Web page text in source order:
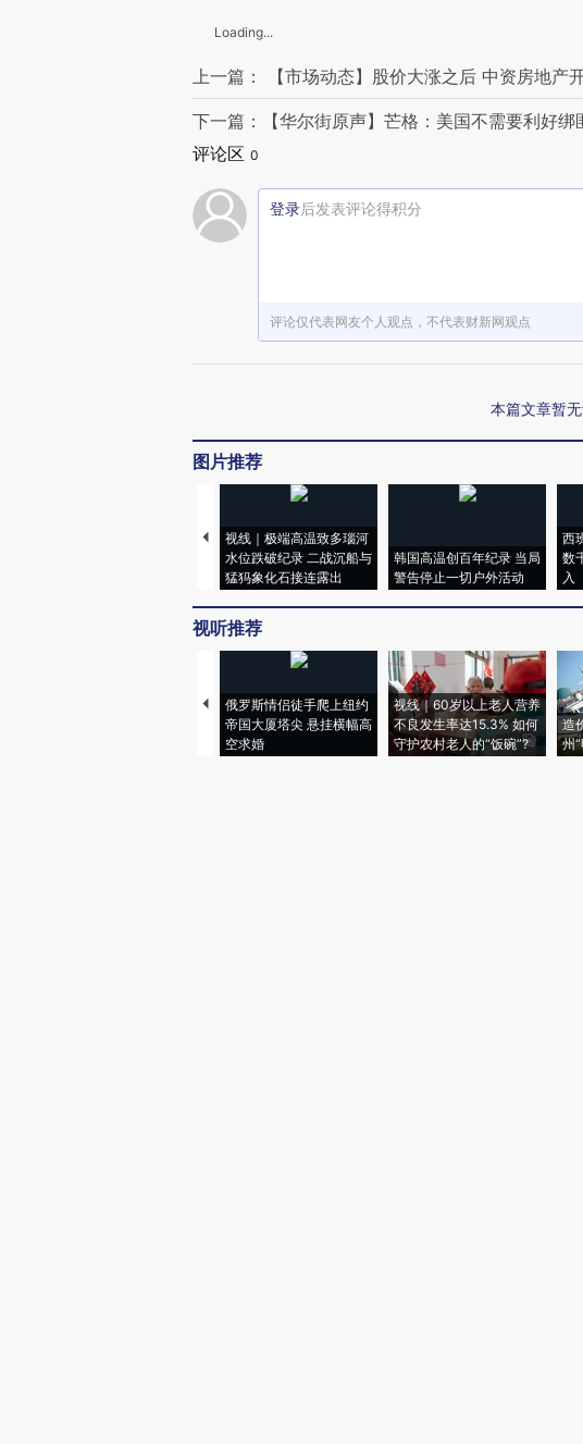
Loading...
上一篇： 【市场动态】股价大涨之后 中资房地产
下一篇：【华尔街原声】芒格：美国不需要利好绑
评论区 0
登录后发表评论得积分
评论仅代表网友个人观点，不代表财新网观点
本篇文章暂
图片推荐
视线｜极端高温致多瑙河
水位跌破纪录 二战沉船与
猛犸象化石接连露出
韩国高温创百年纪录 当局
警告停止一切户外活动
西
数
入
视听推荐
俄罗斯情侣徒手爬上纽约
帝国大厦塔尖 悬挂横幅高
空求婚
视线｜60岁以上老人营养
不良发生率达15.3% 如何
守护农村老人的“饭碗”?
造
州